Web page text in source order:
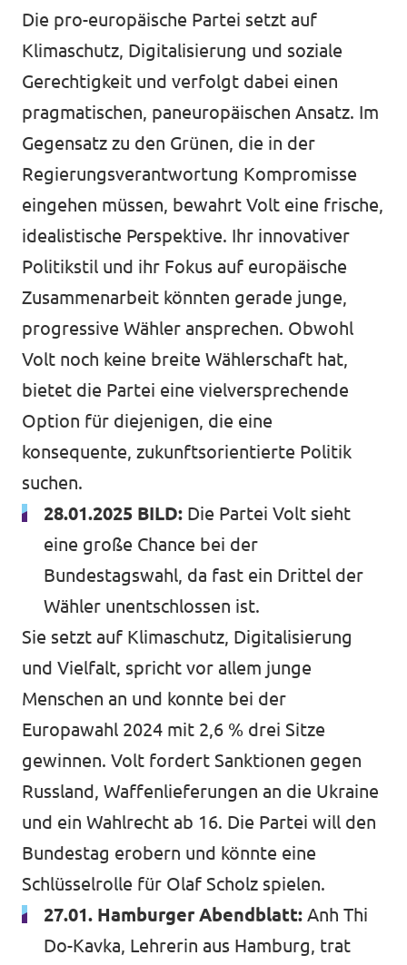
Die pro-europäische Partei setzt auf
Klimaschutz, Digitalisierung und soziale
Gerechtigkeit und verfolgt dabei einen
pragmatischen, paneuropäischen Ansatz. Im
Gegensatz zu den Grünen, die in der
Regierungsverantwortung Kompromisse
eingehen müssen, bewahrt Volt eine frische,
idealistische Perspektive. Ihr innovativer
Politikstil und ihr Fokus auf europäische
Zusammenarbeit könnten gerade junge,
progressive Wähler ansprechen. Obwohl
Volt noch keine breite Wählerschaft hat,
bietet die Partei eine vielversprechende
Option für diejenigen, die eine
konsequente, zukunftsorientierte Politik
suchen.
28.01.2025 BILD: Die Partei Volt sieht
eine große Chance bei der
Bundestagswahl, da fast ein Drittel der
Wähler unentschlossen ist.
Sie setzt auf Klimaschutz, Digitalisierung
und Vielfalt, spricht vor allem junge
Menschen an und konnte bei der
Europawahl 2024 mit 2,6 % drei Sitze
gewinnen. Volt fordert Sanktionen gegen
Russland, Waffenlieferungen an die Ukraine
und ein Wahlrecht ab 16. Die Partei will den
Bundestag erobern und könnte eine
Schlüsselrolle für Olaf Scholz spielen.
27.01. Hamburger Abendblatt: Anh Thi
Do-Kavka, Lehrerin aus Hamburg, trat